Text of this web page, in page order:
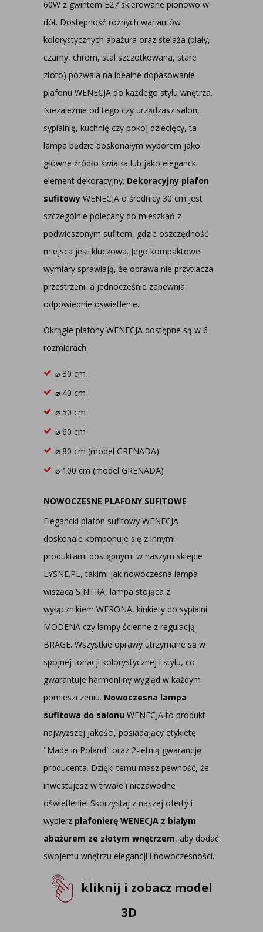
60W z gwintem E27 skierowane pionowo w
dół. Dostępność różnych wariantów
kolorystycznych abażura oraz stelaża (biały,
czarny, chrom, stal szczotkowana, stare
złoto) pozwala na idealne dopasowanie
plafonu WENECJA do każdego stylu wnętrza.
Niezależnie od tego czy urządzasz salon,
sypialnię, kuchnię czy pokój dziecięcy, ta
lampa będzie doskonałym wyborem jako
główne źródło światła lub jako elegancki
element dekoracyjny. Dekoracyjny plafon
sufitowy WENECJA o średnicy 30 cm jest
szczególnie polecany do mieszkań z
podwieszonym sufitem, gdzie oszczędność
miejsca jest kluczowa. Jego kompaktowe
wymiary sprawiają, że oprawa nie przytłacza
przestrzeni, a jednocześnie zapewnia
odpowiednie oświetlenie.
Okrągłe plafony WENECJA dostępne są w 6
rozmiarach:
⌀ 30 cm
⌀ 40 cm
⌀ 50 cm
⌀ 60 cm
⌀ 80 cm (model GRENADA)
⌀ 100 cm (model GRENADA)
NOWOCZESNE PLAFONY SUFITOWE
Elegancki plafon sufitowy WENECJA
doskonale komponuje się z innymi
produktami dostępnymi w naszym sklepie
LYSNE.PL, takimi jak nowoczesna lampa
wisząca SINTRA, lampa stojąca z
wyłącznikiem WERONA, kinkiety do sypialni
MODENA czy lampy ścienne z regulacją
BRAGE. Wszystkie oprawy utrzymane są w
spójnej tonacji kolorystycznej i stylu, co
gwarantuje harmonijny wygląd w każdym
pomieszczeniu. Nowoczesna lampa
sufitowa do salonu WENECJA to produkt
najwyższej jakości, posiadający etykietę
"Made in Poland" oraz 2-letnią gwarancję
producenta. Dzięki temu masz pewność, że
inwestujesz w trwałe i niezawodne
oświetlenie! Skorzystaj z naszej oferty i
wybierz plafonierę WENECJA z białym
abażurem ze złotym wnętrzem, aby dodać
swojemu wnętrzu elegancji i nowoczesności.
kliknij i zobacz model
3D